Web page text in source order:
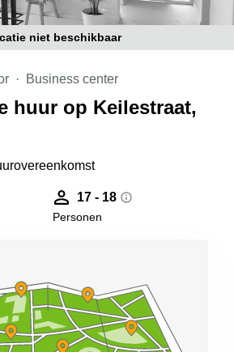
niet beschikbaar
Business center
huur op Keilestraat,
17 - 18
Personen